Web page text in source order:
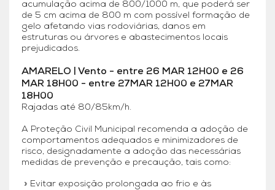
acumulação acima de 800/1000 m, que poderá ser
de 5 cm acima de 800 m com possível formação de
gelo afetando vias rodoviárias, danos em
estruturas ou árvores e abastecimentos locais
prejudicados.
AMARELO | Vento - entre 26 MAR 12H00 e 26
MAR 18H00 - entre 27MAR 12H00 e 27MAR
18H00
Rajadas até 80/85km/h.
A Proteção Civil Municipal recomenda a adoção de
comportamentos adequados e minimizadores de
risco, designadamente a adoção das necessárias
medidas de prevenção e precaução, tais como:
Evitar exposição prolongada ao frio e às